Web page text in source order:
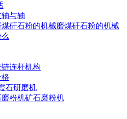
与轴
矸石粉的机械磨煤矸石粉的机械
连杆机构
石研磨机
粉机矿石磨粉机